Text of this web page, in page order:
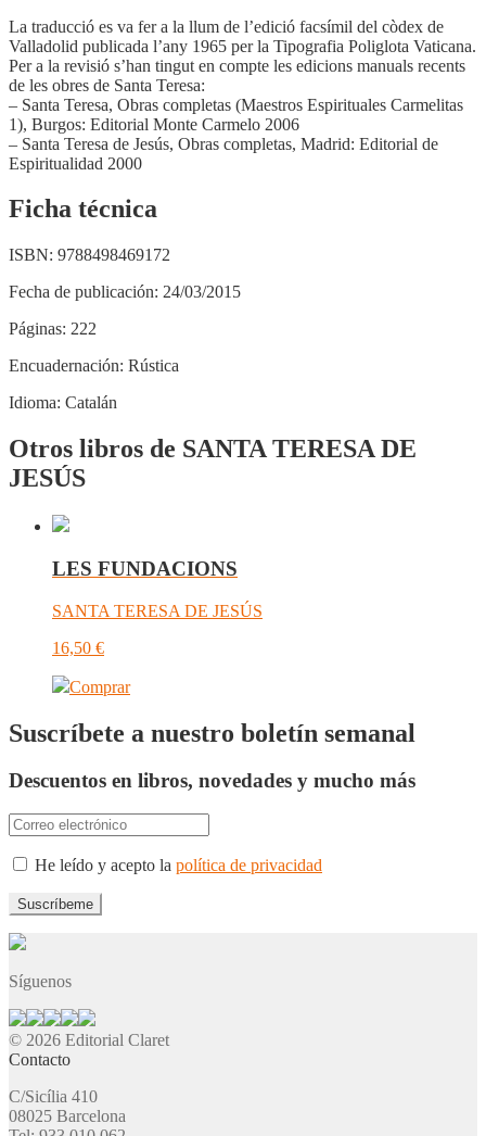
La traducció es va fer a la llum de l’edició facsímil del còdex de
Valladolid publicada l’any 1965 per la Tipografia Poliglota Vaticana.
Per a la revisió s’han tingut en compte les edicions manuals recents
de les obres de Santa Teresa:
– Santa Teresa, Obras completas (Maestros Espirituales Carmelitas
1), Burgos: Editorial Monte Carmelo 2006
– Santa Teresa de Jesús, Obras completas, Madrid: Editorial de
Espiritualidad 2000
Ficha técnica
ISBN: 9788498469172
Fecha de publicación: 24/03/2015
Páginas: 222
Encuadernación: Rústica
Idioma: Catalán
Otros libros de SANTA TERESA DE
JESÚS
LES FUNDACIONS
SANTA TERESA DE JESÚS
16,50 €
Comprar
Suscríbete a nuestro boletín semanal
Descuentos en libros, novedades y mucho más
He leído y acepto la política de privacidad
Síguenos
© 2026 Editorial Claret
Contacto
C/Sicília 410
08025 Barcelona